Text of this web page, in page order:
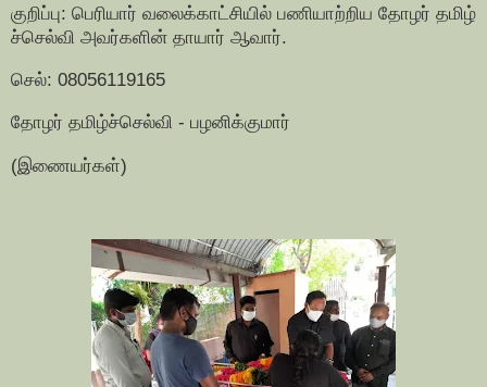
குறிப்பு: பெரியார் வலைக்காட்சியில் பணியாற்றிய தோழர் தமிழ்
ச்செல்வி அவர்களின் தாயார் ஆவார்.
செல்: 08056119165
தோழர் தமிழ்ச்செல்வி - பழனிக்குமார்
(இணையர்கள்)